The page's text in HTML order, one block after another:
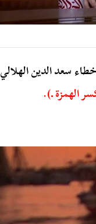
سعد الدين الهلالي
الهمزة ـ).